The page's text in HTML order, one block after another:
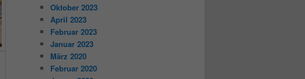
Oktober 2023
April 2023
Februar 2023
Januar 2023
März 2020
Februar 2020